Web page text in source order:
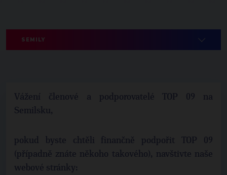
SEMILY
Vážení členové a podporovatelé TOP 09 na
Semilsku,
pokud byste chtěli finančně podpořit TOP 09
(případně znáte někoho takového), navštivte naše
webové stránky: